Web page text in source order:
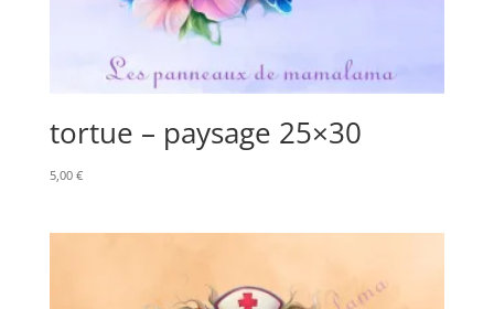
tortue – paysage 25×30
5,00 €